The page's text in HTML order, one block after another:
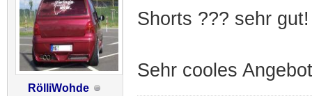
RölliWohde
Shorts ??? sehr gut!
Sehr cooles